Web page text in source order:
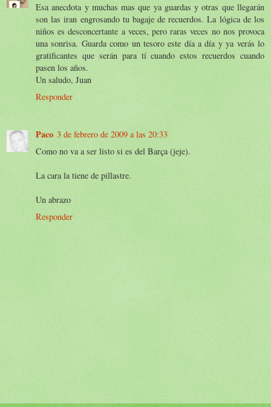
Esa anecdota y muchas mas que ya guardas y otras que llegarán
son las iran engrosando tu bagaje de recuerdos. La lógica de los
niños es desconcertante a veces, pero raras veces no nos provoca
una sonrisa. Guarda como un tesoro este día a día y ya verás lo
gratificantes que serán para tí cuando estos recuerdos cuando
pasen los años.
Un saludo, Juan
Responder
Paco 3 de febrero de 2009 a las 20:33
Como no va a ser listo si es del Barça (jeje).
La cara la tiene de pillastre.
Un abrazo
Responder